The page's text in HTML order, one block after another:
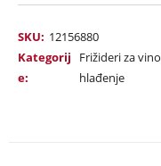
SKU: 12156880
Kategorij
e:
Frižideri za vino
hlađenje